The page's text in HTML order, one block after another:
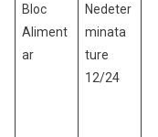
Bloc
Aliment
ar
Nedeter
minata
ture
12/24